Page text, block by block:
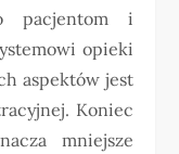
pacjentom i
opieki
aspektów jest
Koniec
mniejsze